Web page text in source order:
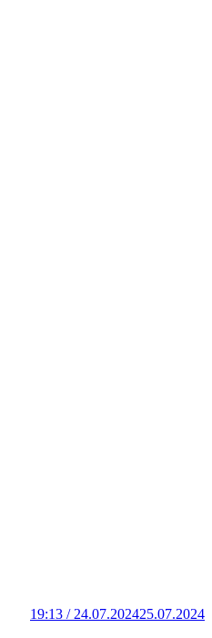
19:13 / 24.07.202425.07.2024